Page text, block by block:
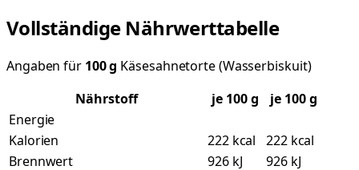
Vollständige Nährwerttabelle
Angaben für 100g Käsesahnetorte (Wasserbiskuit)
Nährstoff
je 100g
je 100 g
Energie
Kalorien
222 kcal
222 kcal
Brennwert
926 kJ 926 kJ